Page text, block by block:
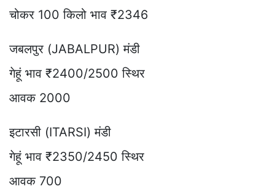
चोकर 100 किलो भाव ₹2346
जबलपुर (JABALPUR) मंडी
गेहूं भाव ₹2400/2500 स्थिर
आवक 2000
इटारसी (ITARSI) मंडी
गेहूं भाव ₹2350/2450 स्थिर
आवक 700